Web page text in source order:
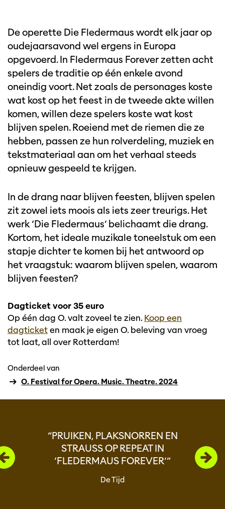
De operette Die Fledermaus wordt elk jaar op
oudejaarsavond wel ergens in Europa
opgevoerd. In Fledermaus Forever zetten acht
spelers de traditie op één enkele avond
oneindig voort. Net zoals de personages koste
wat kost op het feest in de tweede akte willen
komen, willen deze spelers koste wat kost
blijven spelen. Roeiend met de riemen die ze
hebben, passen ze hun rolverdeling, muziek en
tekstmateriaal aan om het verhaal steeds
opnieuw gespeeld te krijgen.
In de drang naar blijven feesten, blijven spelen
zit zowel iets moois als iets zeer treurigs. Het
werk ‘Die Fledermaus’ belichaamt die drang.
Kortom, het ideale muzikale toneelstuk om een
stapje dichter te komen bij het antwoord op
het vraagstuk: waarom blijven spelen, waarom
blijven feesten?
Dagticket voor 35 euro
Op één dag O. valt zoveel te zien. Koop een
dagticketen maak je eigen O. beleving van vroeg
tot laat, all over Rotterdam!
Onderdeel van
O. Festival for Opera. Music. Theatre. 2024
“PRUIKEN, PLAKSNORREN EN
STRAUSS OP REPEAT IN
‘FLEDERMAUS FOREVER’”
De Tijd
Inzoomen